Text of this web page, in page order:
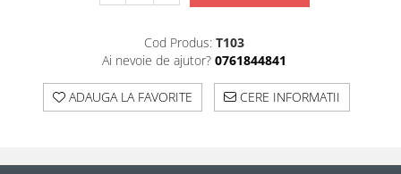
Cod Produs: T103
Ai nevoie de ajutor? 0761844841
ADAUGA LA FAVORITE CERE INFORMATII